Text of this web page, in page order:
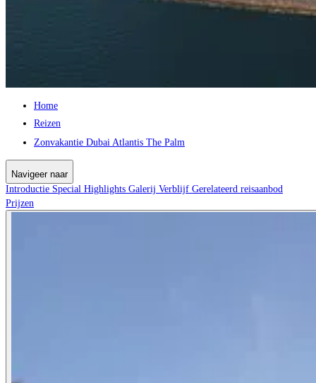
Home
Reizen
Zonvakantie Dubai Atlantis The Palm
Navigeer naar
Introductie Special Highlights Galerij Verblijf Gerelateerd reisaanbod
Prijzen